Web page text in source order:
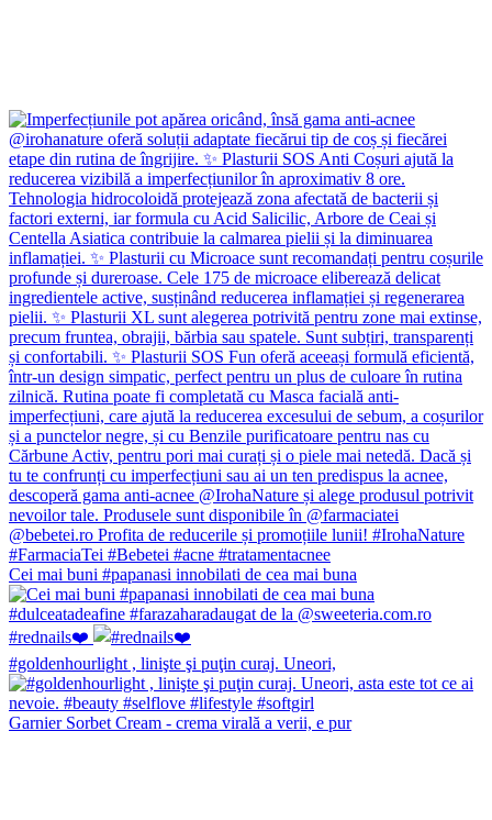
Cei mai buni #papanasi innobilati de cea mai buna
#rednails❤️
#goldenhourlight , linişte şi puţin curaj. Uneori,
Garnier Sorbet Cream - crema virală a verii, e pur